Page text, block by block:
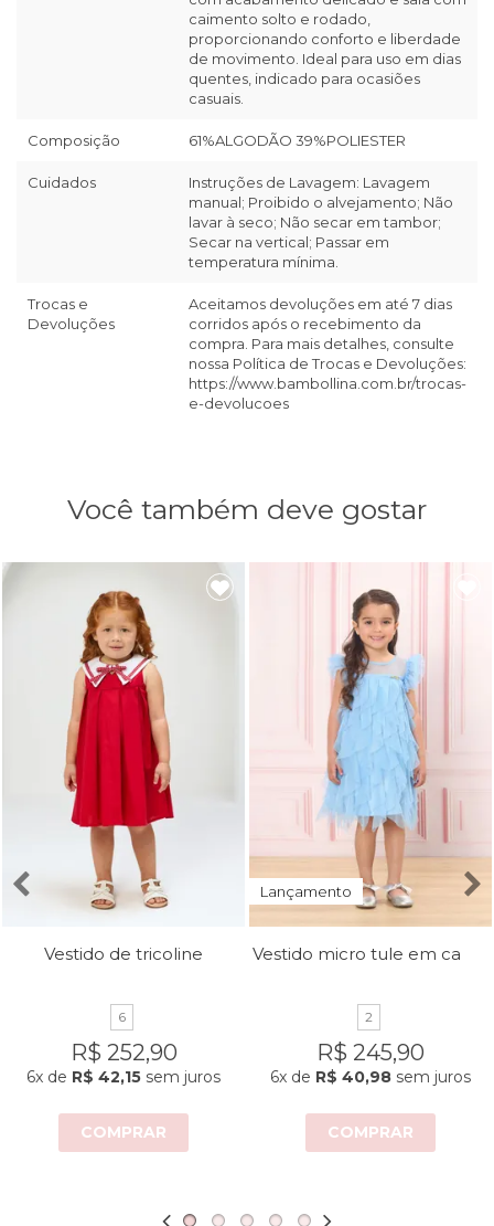
caimento solto e rodado,
proporcionando conforto e liberdade
de movimento. Ideal para uso em dias
quentes, indicado para ocasiões
casuais.
Composição 61%ALGODÃO 39%POLIESTER
Cuidados
Instruções de Lavagem: Lavagem
manual; Proibido o alvejamento; Não
lavar à seco; Não secar em tambor;
Secar na vertical; Passar em
temperatura mínima.
Trocas e
Devoluções
Aceitamos devoluções em até 7 dias
corridos após o recebimento da
compra. Para mais detalhes, consulte
nossa Política de Trocas e Devoluções:
https://www.bambollina.com.br/trocas-
e-devolucoes
Você também deve gostar
Vestido de tricoline
6
R$ 252,90
6x de R$ 42,15 sem juros
COMPRAR
Lançamento
2
R$ 245,90
6x de R$ 40,98 sem juros
COMPRAR